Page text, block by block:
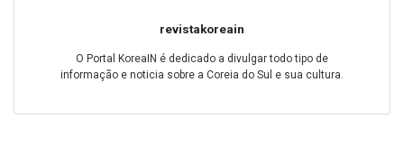
revistakoreain
O Portal KoreaIN é dedicado a divulgar todo tipo de
informação e noticia sobre a Coreia do Sul e sua cultura.